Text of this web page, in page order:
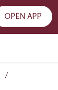
OPEN APP
/